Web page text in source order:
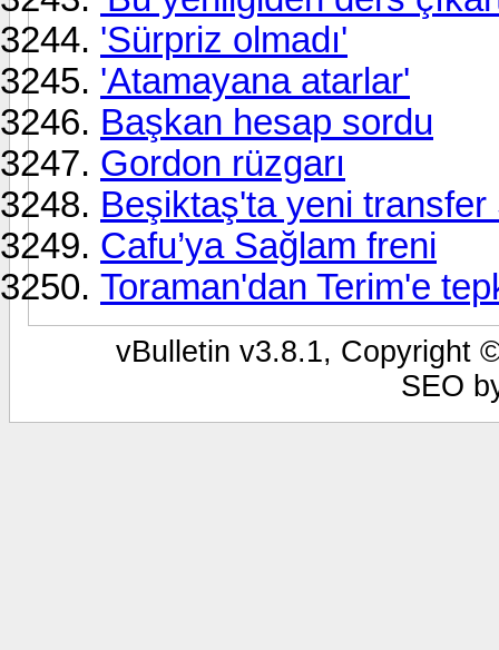
'Sürpriz olmadı'
'Atamayana atarlar'
Başkan hesap sordu
Gordon rüzgarı
Beşiktaş'ta yeni transfer
Cafu’ya Sağlam freni
Toraman'dan Terim'e
vBulletin v3.8.1, Copyright
SEO